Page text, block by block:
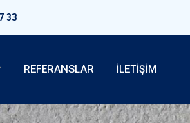
33
REFERANSLAR İLETİŞİM